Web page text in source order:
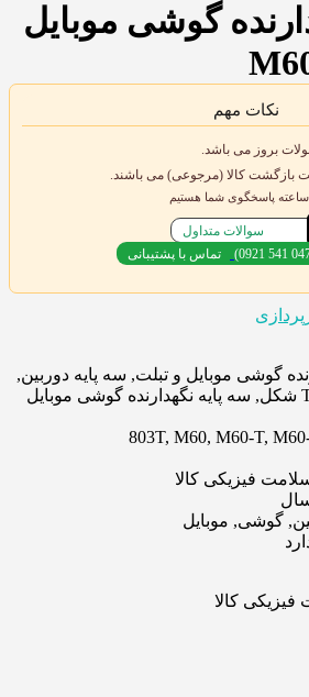
گوشی موبایل
نکات مهم
بروز می باشد.
بازگشت کالا (مرجوعی) می باشند.
سوالات متداول
تماس با پشتیبانی
گوشی موبایل و تبلت, سه پایه دوربین,
803T, M60, M60-T,
فیزیکی کالا
گوشی, موبایل
کالا